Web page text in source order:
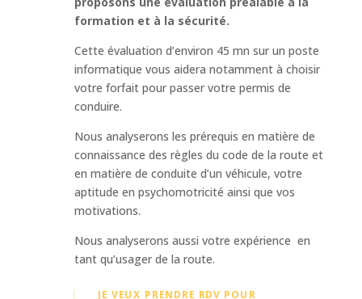
formation et à la sécurité.
Cette évaluation d’environ 45 mn sur un poste
informatique vous aidera notamment à choisir
votre forfait pour passer votre permis de
conduire.
Nous analyserons les prérequis en matière de
connaissance des règles du code de la route et
en matière de conduite d’un véhicule, votre
aptitude en psychomotricité ainsi que vos
motivations.
Nous analyserons aussi votre expérience en
tant qu’usager de la route.
JE VEUX PRENDRE RDV POUR